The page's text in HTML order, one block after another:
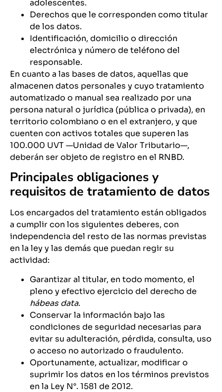
adolescentes.
Derechos que le corresponden como titular
de los datos.
Identificación, domicilio o dirección
electrónica y número de teléfono del
responsable.
En cuanto a las bases de datos, aquellas que
almacenen datos personales y cuyo tratamiento
automatizado o manual sea realizado por una
persona natural o jurídica (pública o privada), en
territorio colombiano o en el extranjero, y que
cuenten con activos totales que superen las
100.000 UVT —Unidad de Valor Tributario—,
deberán ser objeto de registro en el RNBD.
Principales obligaciones y
requisitos de tratamiento de datos
Los encargados del tratamiento están obligados
a cumplir con los siguientes deberes, con
independencia del resto de las normas previstas
en la ley y las demás que puedan regir su
actividad:
Garantizar al titular, en todo momento, el
pleno y efectivo ejercicio del derecho de
hábeas data.
Conservar la información bajo las
condiciones de seguridad necesarias para
evitar su adulteración, pérdida, consulta, uso
o acceso no autorizado o fraudulento.
Oportunamente, actualizar, modificar o
suprimir los datos en los términos previstos
en la Ley N°. 1581 de 2012.